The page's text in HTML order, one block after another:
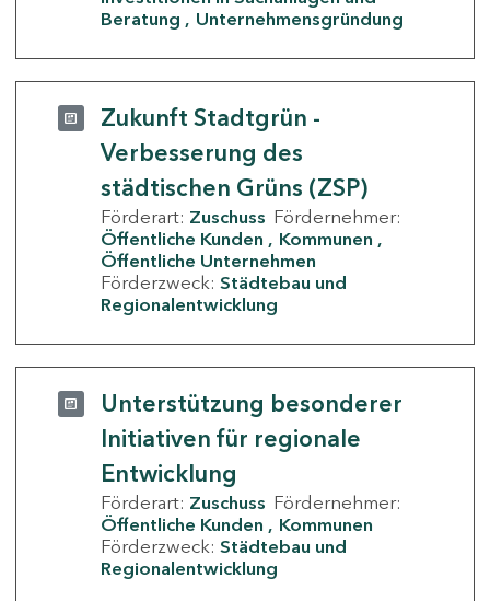
Beratung
Unternehmensgründung
Zukunft Stadtgrün -
Verbesserung des
städtischen Grüns (ZSP)
Förderart: Zuschuss Fördernehmer:
Öffentliche Kunden
Kommunen
Öffentliche Unternehmen
Förderzweck: Städtebau und
Regionalentwicklung
Unterstützung besonderer
Initiativen für regionale
Entwicklung
Förderart: Zuschuss Fördernehmer:
Öffentliche Kunden
Kommunen
Förderzweck: Städtebau und
Regionalentwicklung